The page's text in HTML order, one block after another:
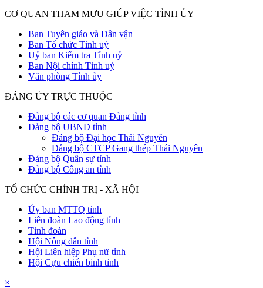
CƠ QUAN THAM MƯU GIÚP VIỆC TỈNH ỦY
Ban Tuyên giáo và Dân vận
Ban Tổ chức Tỉnh uỷ
Uỷ ban Kiểm tra Tỉnh uỷ
Ban Nội chính Tỉnh uỷ
Văn phòng Tỉnh ủy
ĐẢNG ỦY TRỰC THUỘC
Đảng bộ các cơ quan Đảng tỉnh
Đảng bộ UBND tỉnh
Đảng bộ Đại học Thái Nguyên
Đảng bộ CTCP Gang thép Thái Nguyên
Đảng bộ Quân sự tỉnh
Đảng bộ Công an tỉnh
TỔ CHỨC CHÍNH TRỊ - XÃ HỘI
Ủy ban MTTQ tỉnh
Liên đoàn Lao động tỉnh
Tỉnh đoàn
Hội Nông dân tỉnh
Hội Liên hiệp Phụ nữ tỉnh
Hội Cựu chiến binh tỉnh
×